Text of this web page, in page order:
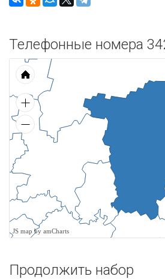
Телефонные номера
JS map by amCharts
Продолжить набор